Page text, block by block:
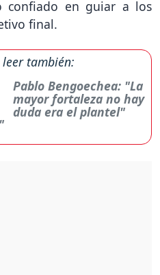
confiado en guiar a los
final.
también:
Pablo Bengoechea: "La
mayor fortaleza no hay
duda era el plantel"